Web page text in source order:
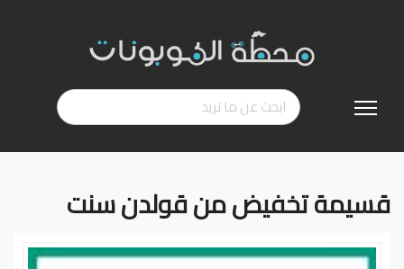
إلى
قسيمة تخفيض من قولدن سنت